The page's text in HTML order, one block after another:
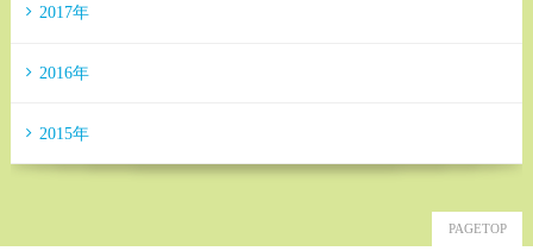
2017年
2016年
2015年
PAGETOP